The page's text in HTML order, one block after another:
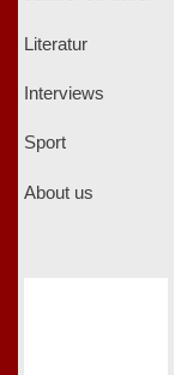
Literatur
Interviews
Sport
About us